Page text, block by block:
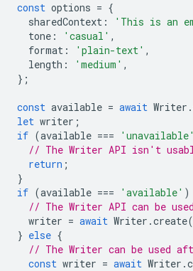
const options = {
sharedContext :
'This is an
tone : 'casual' ,
format : 'plain-text' ,
length : 'medium' ,
};
const available = await Writer .
let writer ;
if (available === 'unavailable'
// The Writer API isn't
return ;
}
if (available === 'available' )
// The Writer API can be
writer = await Writer .create(
} else {
// The Writer can be used
const writer = await Writer .